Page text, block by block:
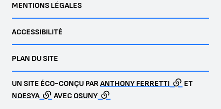
MENTIONS LÉGALES
ACCESSIBILITÉ
PLAN DU SITE
UN SITE ÉCO-CONÇU PARANTHONY FERRETTI
ET
NOESYA
AVEC OSUNY